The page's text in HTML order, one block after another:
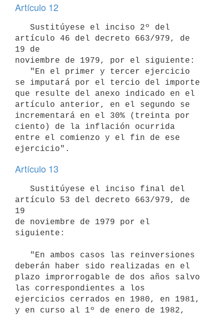
Artículo 12
artículo 46 del decreto 663/979, de
19 de
noviembre de 1979, por el siguiente:
se imputará por el tercio del importe
que resulte del anexo indicado en el
artículo anterior, en el segundo se
incrementará en el 30% (treinta por
ciento) de la inflación ocurrida
entre el comienzo y el fin de ese
ejercicio".
Artículo 13
artículo 53 del decreto 663/979, de
19
de noviembre de 1979 por el
siguiente:
deberán haber sido realizadas en el
plazo improrrogable de dos años salvo
las correspondientes a los
ejercicios cerrados en 1980, en 1981,
y en curso al 1º de enero de 1982,